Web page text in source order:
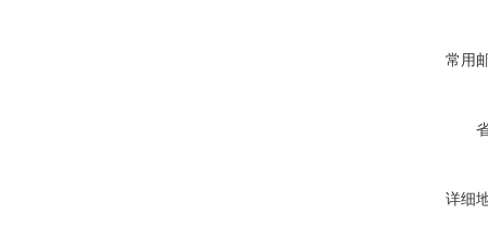
常用
详细